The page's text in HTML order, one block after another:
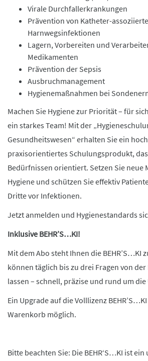
Virale Durchfallerkrankungen
Prävention von Katheter-
Harnwegsinfektionen
Lagern, Vorbereiten und
Medikamenten
Prävention der Sepsis
Ausbruchmanagement
Hygienemaßnahmen bei
Machen Sie Hygiene zur Priorität – für
ein starkes Team! Mit der
Gesundheitswesen“ erhalten Sie ein
praxisorientiertes Schulungsprodukt,
Bedürfnissen orientiert. Setzen Sie neue
Hygiene und schützen Sie effektiv
Dritte vor Infektionen.
Jetzt anmelden und Hygienestandards
Inklusive BEHR’S…KI!
Mit dem Abo steht Ihnen die BEHR’S…KI
können täglich bis zu drei Fragen von
lassen – schnell, präzise und rund um die
Ein Upgrade auf die Volllizenz
Warenkorb möglich.
Bitte beachten Sie: Die BEHR‘S…KI ist